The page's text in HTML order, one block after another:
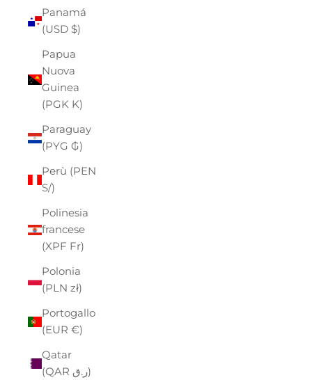
Panamá
(USD $)
Papua
Nuova
Guinea
(PGK K)
Paraguay
(PYG ₲)
Perù (PEN
S/)
Polinesia
francese
(XPF Fr)
Polonia
(PLN zł)
Portogallo
(EUR €)
Qatar
(QAR ر.ق)